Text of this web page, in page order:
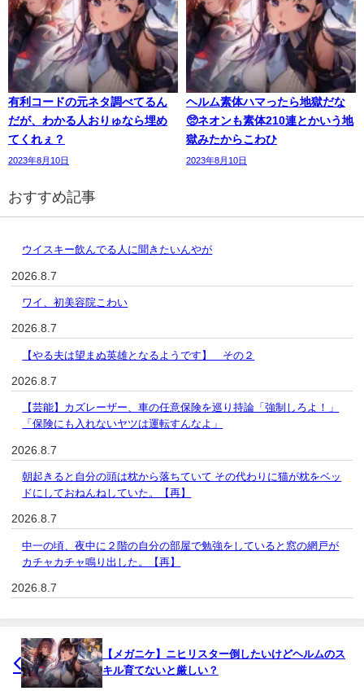
有利コードの元ネタ調べてるん
だが、わかる人おりゅなら埋め
てくれぇ？
2023年8月10日
ヘルム素体ハマったら地獄だな
🥺ネオンも素体210連とかいう地
獄みたからこわひ
2023年8月10日
おすすめ記事
ウイスキー飲んでる人に聞きたいんやが
2026.8.7
ワイ、初美容院こわい
2026.8.7
【やる夫は望まぬ英雄となるようです】 その２
2026.8.7
【芸能】カズレーザー、車の任意保険を巡り持論「強制しろよ！」
「保険にも入れないヤツは運転すんなよ」
2026.8.7
朝起きると自分の頭は枕から落ちていて その代わりに猫が枕をベッ
ドにしておねんねしていた。【再】
2026.8.7
中一の頃、夜中に２階の自分の部屋で勉強をしていると窓の網戸が
カチャカチャ鳴り出した。【再】
2026.8.7
【メガニケ】ニヒリスター倒したいけどヘルムのス
キル育てないと厳しい？